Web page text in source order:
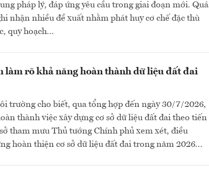
pháp lý, đáp ứng yêu cầu trong giai đoạn mới. Quá
nhận nhiều đề xuất nhằm phát huy cơ chế đặc thù
quy hoạch...
làm rõ khả năng hoàn thành dữ liệu đất đai
trường cho biết, qua tổng hợp đến ngày 30/7/2026,
thành việc xây dựng cơ sở dữ liệu đất đai theo tiến
tham mưu Thủ tướng Chính phủ xem xét, điều
hoàn thiện cơ sở dữ liệu đất đai trong năm 2026...